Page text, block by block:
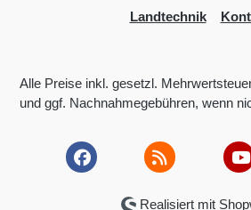
Landtechnik
Alle Preise inkl. gesetzl.
und ggf. Nachnahmegebühren, wenn
Realisiert mit